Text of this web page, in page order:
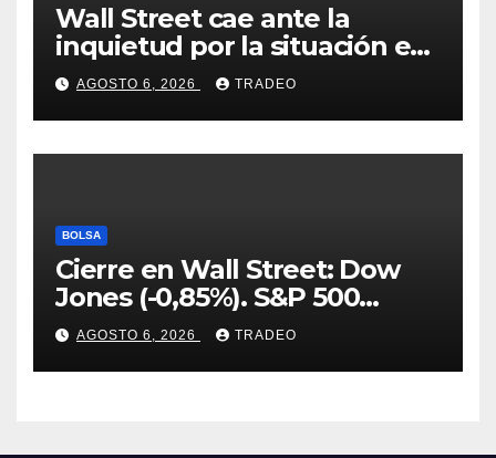
Wall Street cae ante la
inquietud por la situación en
Ormuz
AGOSTO 6, 2026 TRADEO
BOLSA
Cierre en Wall Street: Dow
Jones (-0,85%). S&P 500
(-0,18%) y Nasdaq (-0,06%)
AGOSTO 6, 2026 TRADEO